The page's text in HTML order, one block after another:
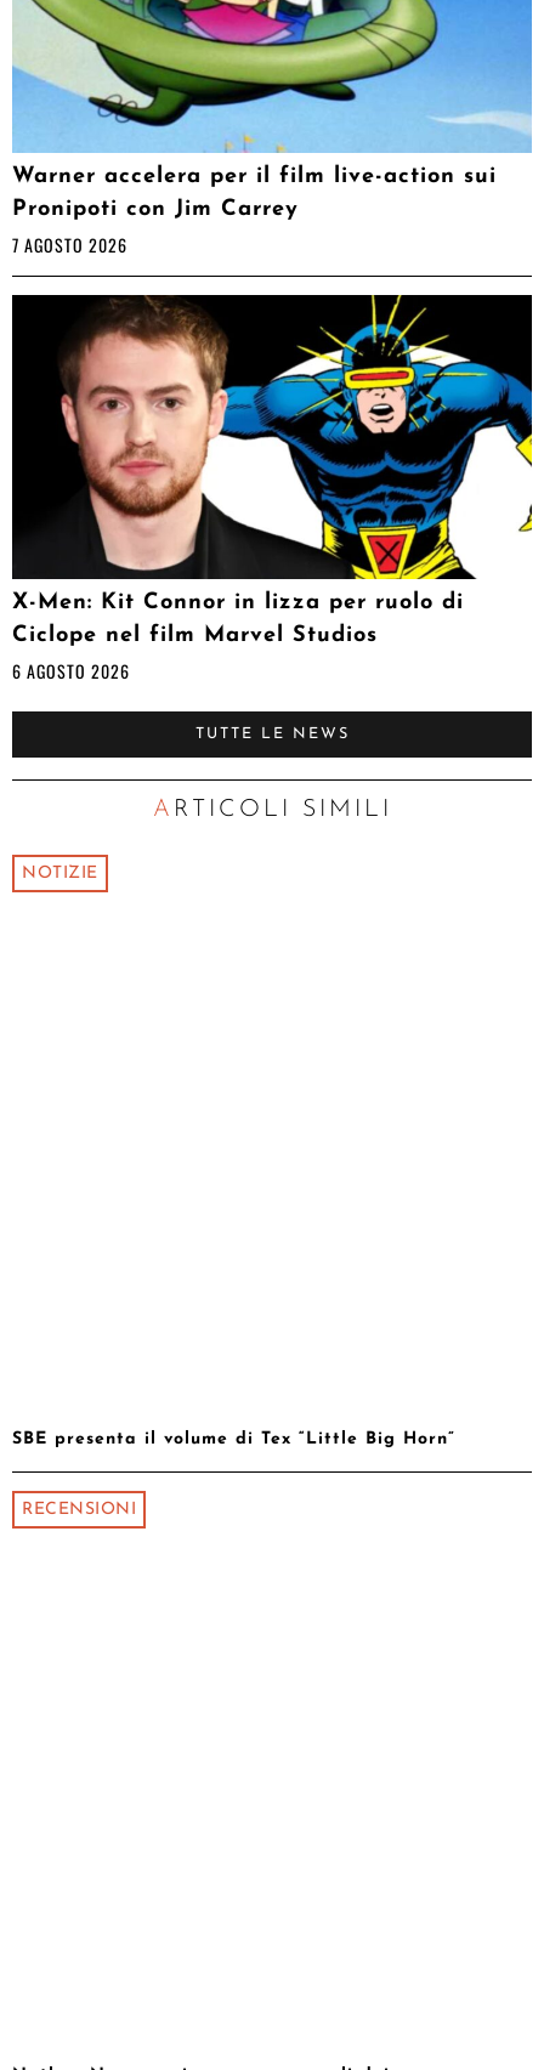
Warner accelera per il film live-action sui
Pronipoti con Jim Carrey
7 AGOSTO 2026
X-Men: Kit Connor in lizza per ruolo di
Ciclope nel film Marvel Studios
6 AGOSTO 2026
TUTTE LE NEWS
ARTICOLI SIMILI
NOTIZIE
SBE presenta il volume di Tex “Little Big Horn”
RECENSIONI